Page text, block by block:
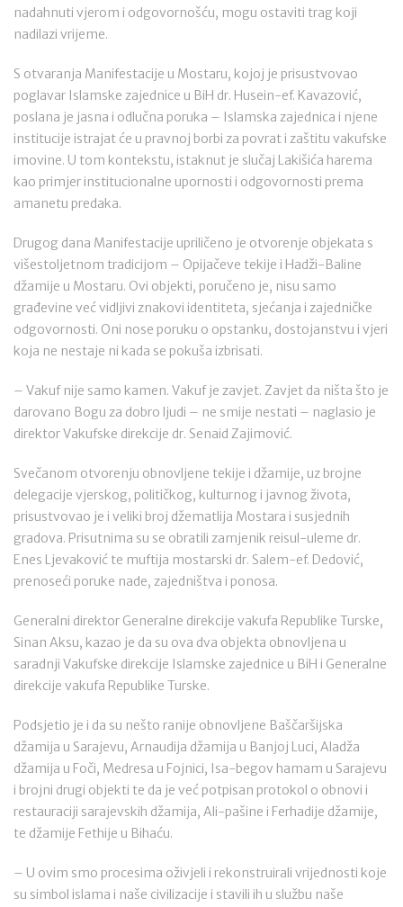
nadahnuti vjerom i odgovornošću, mogu ostaviti trag koji
nadilazi vrijeme.
S otvaranja Manifestacije u Mostaru, kojoj je prisustvovao
poglavar Islamske zajednice u BiH dr. Husein-ef. Kavazović,
poslana je jasna i odlučna poruka – Islamska zajednica i njene
institucije istrajat će u pravnoj borbi za povrat i zaštitu vakufske
imovine. U tom kontekstu, istaknut je slučaj Lakišića harema
kao primjer institucionalne upornosti i odgovornosti prema
amanetu predaka.
Drugog dana Manifestacije upriličeno je otvorenje objekata s
višestoljetnom tradicijom – Opijačeve tekije i Hadži-Baline
džamije u Mostaru. Ovi objekti, poručeno je, nisu samo
građevine već vidljivi znakovi identiteta, sjećanja i zajedničke
odgovornosti. Oni nose poruku o opstanku, dostojanstvu i vjeri
koja ne nestaje ni kada se pokuša izbrisati.
– Vakuf nije samo kamen. Vakuf je zavjet. Zavjet da ništa što je
darovano Bogu za dobro ljudi – ne smije nestati – naglasio je
direktor Vakufske direkcije dr. Senaid Zajimović.
Svečanom otvorenju obnovljene tekije i džamije, uz brojne
delegacije vjerskog, političkog, kulturnog i javnog života,
prisustvovao je i veliki broj džematlija Mostara i susjednih
gradova. Prisutnima su se obratili zamjenik reisul-uleme dr.
Enes Ljevaković te muftija mostarski dr. Salem-ef. Dedović,
prenoseći poruke nade, zajedništva i ponosa.
Generalni direktor Generalne direkcije vakufa Republike Turske,
Sinan Aksu, kazao je da su ova dva objekta obnovljena u
saradnji Vakufske direkcije Islamske zajednice u BiH i Generalne
direkcije vakufa Republike Turske.
Podsjetio je i da su nešto ranije obnovljene Baščaršijska
džamija u Sarajevu, Arnaudija džamija u Banjoj Luci, Aladža
džamija u Foči, Medresa u Fojnici, Isa-begov hamam u Sarajevu
i brojni drugi objekti te da je već potpisan protokol o obnovi i
restauraciji sarajevskih džamija, Ali-pašine i Ferhadije džamije,
te džamije Fethije u Bihaću.
– U ovim smo procesima oživjeli i rekonstruirali vrijednosti koje
su simbol islama i naše civilizacije i stavili ih u službu naše